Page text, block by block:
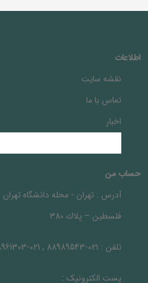
اطلاعات
نقشه سایت
تماس با ما
اخبار
حساب من
آدرس : تهران - محله دانشگاه تهران
فلسطين – پلاك 380
تلفن : 021-88989543 , 021-88961303
پست الکترونیک :